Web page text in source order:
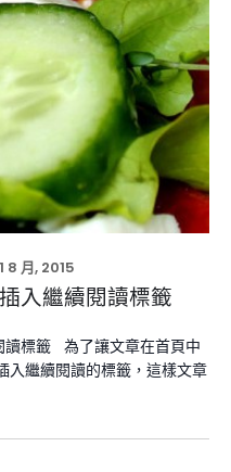
8 月, 2015
入繼續閱讀標籤
讀標籤 為了讓文章在首頁中
入繼續閱讀的標籤，這樣文章